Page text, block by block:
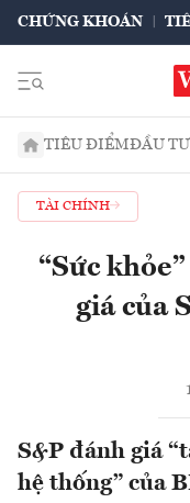
CHỨNG KHOÁN
TIÊU ĐIỂMĐẦU TƯ
TÀI CHÍNH
“Sức
giá của
S&P đánh giá
hệ thống” của